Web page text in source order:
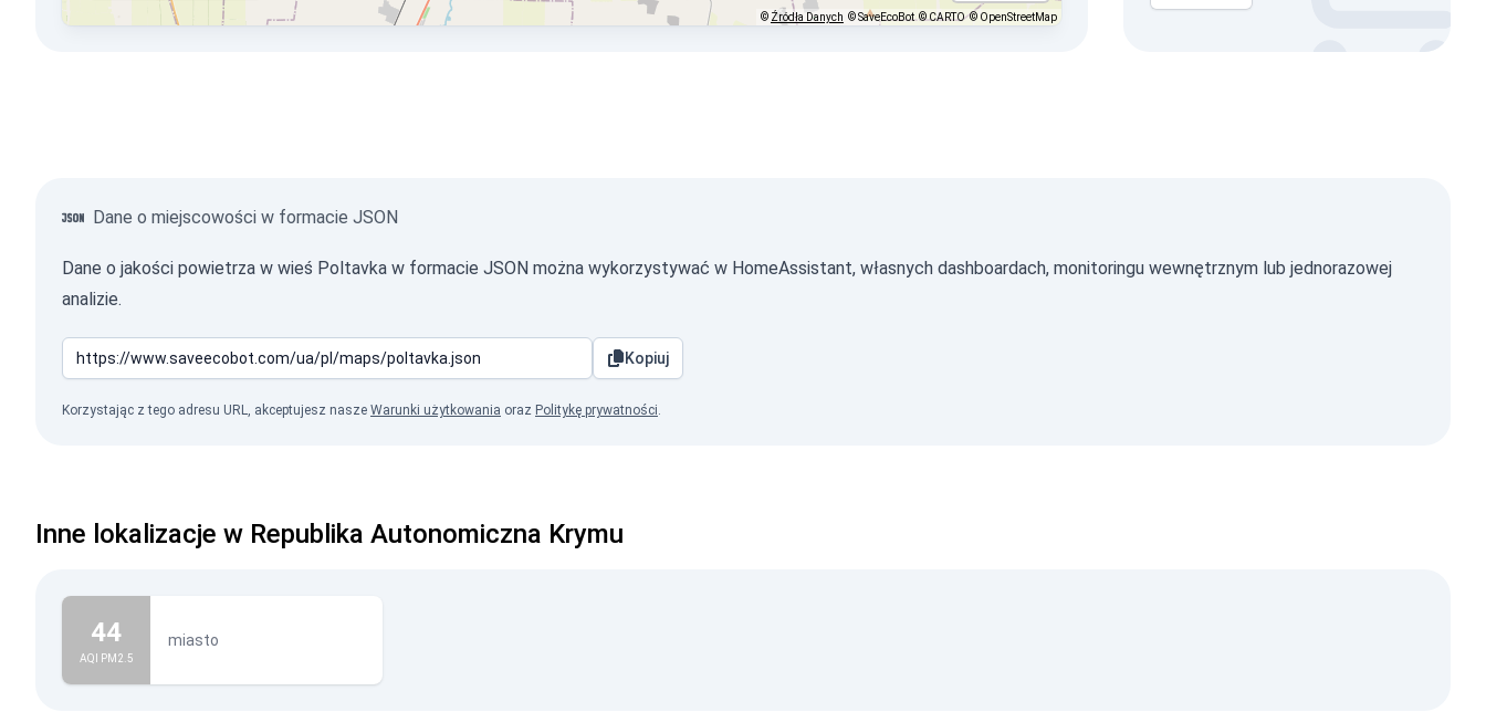
© Źródła Danych © SaveEcoBot © CARTO © OpenStreetMap
Dane o miejscowości w formacie JSON
Dane o jakości powietrza w wieś Poltavka w formacie JSON można wykorzystywać w HomeAssistant, własnych dashboardach, monitoringu wewnętrznym lub jednorazowej
analizie.
Kopiuj
Korzystając z tego adresu URL, akceptujesz nasze Warunki użytkowania oraz Politykę prywatności.
Inne lokalizacje w Republika Autonomiczna Krymu
44
AQI PM2.5
miasto